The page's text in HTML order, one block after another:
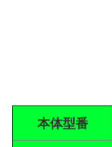
本体型番